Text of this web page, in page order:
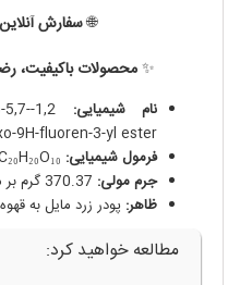
🌐سفارش
✨محصولات باکیفیت،
نام شیمیایی:
5,7-
9H-fluoren-3-yl ester
فرمول شیمیایی:
جرم مولی:
ظاهر: پودر زرد مایل به
مطالعه خواهید کرد: